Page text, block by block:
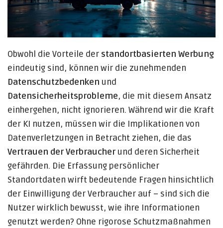
Obwohl die Vorteile der standortbasierten Werbung
eindeutig sind, können wir die zunehmenden
Datenschutzbedenken und
Datensicherheitsprobleme, die mit diesem Ansatz
einhergehen, nicht ignorieren. Während wir die Kraft
der KI nutzen, müssen wir die Implikationen von
Datenverletzungen in Betracht ziehen, die das
Vertrauen der Verbraucherund deren Sicherheit
gefährden. Die Erfassung persönlicher
Standortdaten wirft bedeutende Fragen hinsichtlich
der Einwilligung der Verbraucher auf – sind sich die
Nutzer wirklich bewusst, wie ihre Informationen
genutzt werden? Ohne rigorose Schutzmaßnahmen